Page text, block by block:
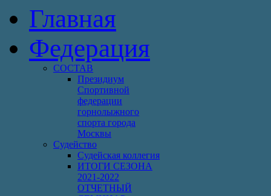
Главная
Федерация
СОСТАВ
Президиум
Спортивной
федерации
горнолыжного
спорта города
Москвы
Судейство
Cудейская коллегия
ИТОГИ СЕЗОНА
2021-2022
ОТЧЕТНЫЙ